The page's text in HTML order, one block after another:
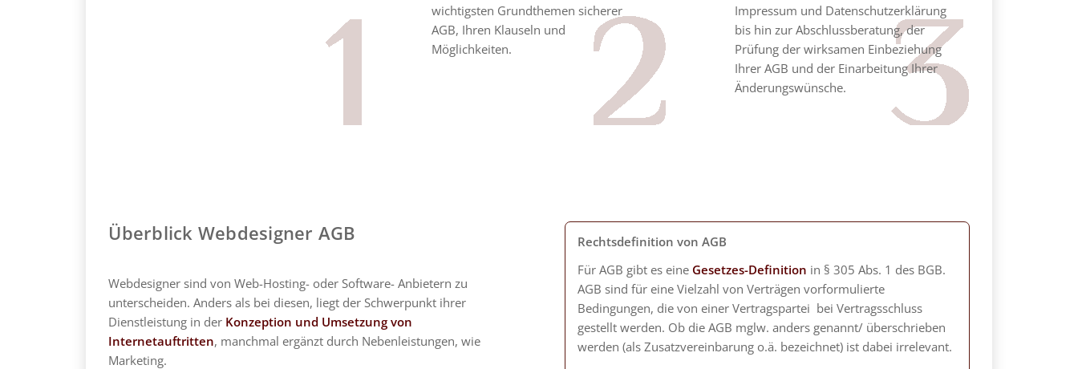
wichtigsten Grundthemen sicherer
AGB, Ihren Klauseln und
Möglichkeiten.
Impressum und Datenschutzerklärung
bis hin zur Abschlussberatung, der
Prüfung der wirksamen Einbeziehung
Ihrer AGB und der Einarbeitung Ihrer
Änderungswünsche.
Überblick Webdesigner AGB
Webdesigner sind von Web-Hosting- oder Software- Anbietern zu
unterscheiden. Anders als bei diesen, liegt der Schwerpunkt ihrer
Dienstleistung in der Konzeption und Umsetzung von
Internetauftritten, manchmal ergänzt durch Nebenleistungen, wie
Marketing.
Rechtsdefinition von AGB
Für AGB gibt es eine Gesetzes-Definition in § 305 Abs. 1 des BGB.
AGB sind für eine Vielzahl von Verträgen vorformulierte
Bedingungen, die von einer Vertragspartei bei Vertragsschluss
gestellt werden. Ob die AGB mglw. anders genannt/ überschrieben
werden (als Zusatzvereinbarung o.ä. bezeichnet) ist dabei irrelevant.